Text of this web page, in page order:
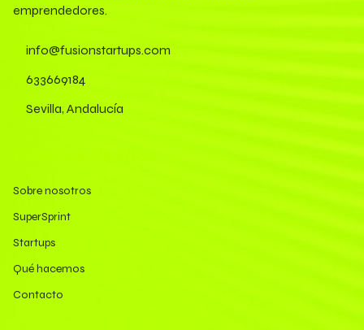
emprendedores.
info@fusionstartups.com
633669184
Sevilla, Andalucía
Sobre nosotros
SuperSprint
Startups
Qué hacemos
Contacto